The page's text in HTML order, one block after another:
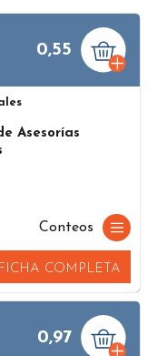
0,55
Asesorías
Conteos
COMPLETA
0,97